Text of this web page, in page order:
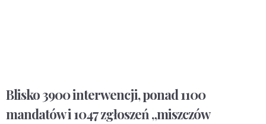
Blisko 3900 interwencji, ponad 1100
mandatów i 1047 zgłoszeń „miszczów